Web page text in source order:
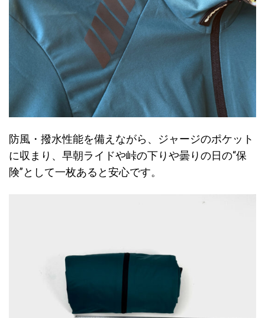
防風・撥水性能を備えながら、ジャージのポケット
に収まり、早朝ライドや峠の下りや曇りの日の“保
険”として一枚あると安心です。